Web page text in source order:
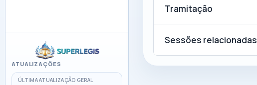
ATUALIZAÇÕES
ÚLTIMA ATUALIZAÇÃO GERAL
Tramitação
Sessões relacionadas